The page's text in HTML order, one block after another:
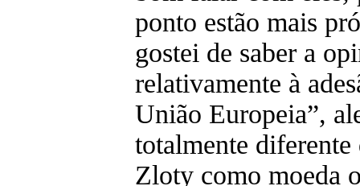
ponto estão mais
gostei de saber a
relativamente à
União Europeia”,
totalmente
Zloty como moeda